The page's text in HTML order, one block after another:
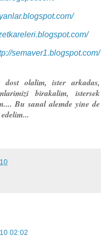
semaver1.blogspot.com/
dost olalim, ister arkadas,
birakalim, istersek
Bu sanal alemde yine de
02:02